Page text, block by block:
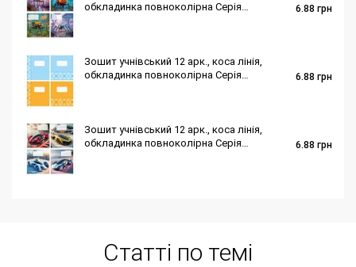
обкладинка повноколірна Серія
6.88 грн
Зошит учнівський 12 арк., коса лінія,
обкладинка повноколірна Серія
6.88 грн
Зошит учнівський 12 арк., коса лінія,
обкладинка повноколірна Серія
6.88 грн
Статті по темі